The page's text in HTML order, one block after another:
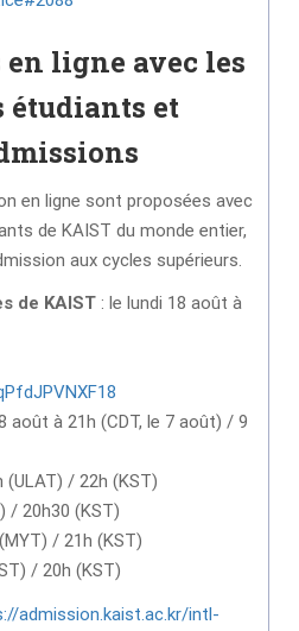
en ligne avec les
étudiants et
en ligne sont proposées avec
de KAIST du monde entier,
aux cycles supérieurs.
de KAIST : le lundi 18 août à
août à 21h (CDT, le 7 août) / 9
(ULAT) / 22h (KST)
/ 20h30 (KST)
/ 21h (KST)
/ 20h (KST)
admission.kaist.ac.kr/intl-